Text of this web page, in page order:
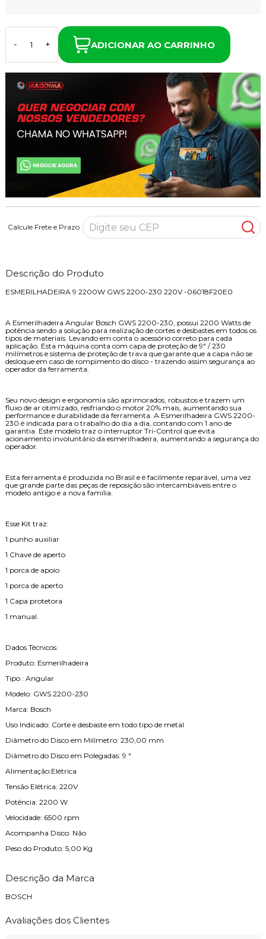
- + ADICIONAR AO CARRINHO
Calcule Frete e Prazo
Descrição do Produto
ESMERILHADEIRA 9 2200W GWS 2200-230 220V -06018F20E0
A Esmerilhadeira Angular Bosch GWS 2200-230, possui 2200 Watts de
potência sendo a solução para realização de cortes e desbastes em todos os
tipos de materiais. Levando em conta o acessório correto para cada
aplicação. Esta máquina conta com capa de proteção de 9" / 230
milímetros e sistema de proteção de trava que garante que a capa não se
desloque em caso de rompimento do disco - trazendo assim segurança ao
operador da ferramenta.
Seu novo design e ergonomia são aprimorados, robustos e trazem um
fluxo de ar otimizado, resfriando o motor 20% mais, aumentando sua
performance e durabilidade da ferramenta. A Esmerilhadeira GWS 2200-
230 é indicada para o trabalho do dia a dia, contando com 1 ano de
garantia. Este modelo traz o interruptor Tri-Control que evita
acionamento involuntário da esmerilhadeira, aumentando a segurança do
operador.
Esta ferramenta é produzida no Brasil e é facilmente reparável, uma vez
que grande parte das peças de reposição são intercambiáveis entre o
modelo antigo e a nova família.
Esse Kit traz:
1 punho auxiliar
1 Chave de aperto
1 porca de apoio
1 porca de aperto
1 Capa protetora
1 manual.
Dados Técnicos:
Produto: Esmerilhadeira
Tipo : Angular
Modelo: GWS 2200-230
Marca: Bosch
Uso Indicado: Corte e desbaste em todo tipo de metal
Diâmetro do Disco em Milímetro: 230,00 mm
Diâmetro do Disco em Polegadas: 9 "
Alimentação:Elétrica
Tensão Elétrica: 220V
Potência: 2200 W
Velocidade: 6500 rpm
Acompanha Disco: Não
Peso do Produto: 5,00 Kg
Descrição da Marca
BOSCH
Avaliações dos Clientes